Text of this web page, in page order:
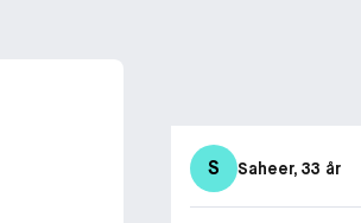
S Saheer, 33 år